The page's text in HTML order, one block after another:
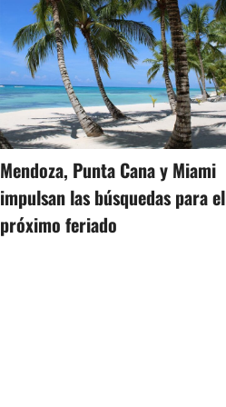
Mendoza, Punta Cana y Miami
impulsan las búsquedas para el
próximo feriado